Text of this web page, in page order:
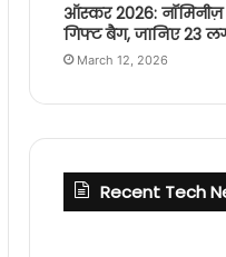
ऑस्कर 2026: नॉमिनीज़
गिफ्ट बैग, जानिए 23
March 12, 2026
Recent Tech